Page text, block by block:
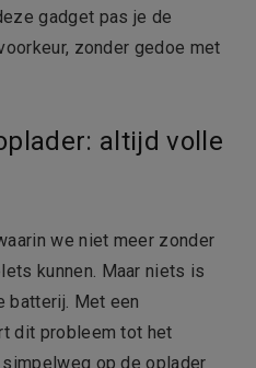
gadget pas je de
zonder gedoe met
altijd volle
we niet meer zonder
kunnen. Maar niets is
batterij. Met een
dit probleem tot het
op de oplader